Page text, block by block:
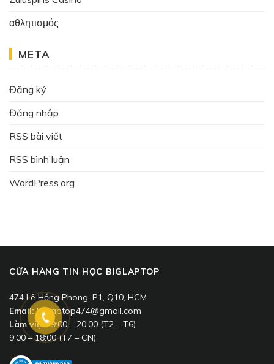
αθλητισμός
META
Đăng ký
Đăng nhập
RSS bài viết
RSS bình luận
WordPress.org
CỬA HÀNG TIN HỌC BIGLAPTOP
474 Lê Hồng Phong, P1, Q10, HCM
Email:biglaptop474@gmail.com
Làm việc:9:00 – 20:00 (T2 – T6)
9:00 – 18:00 (T7 – CN)